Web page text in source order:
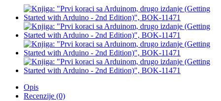
Opis
Recenzije (0)